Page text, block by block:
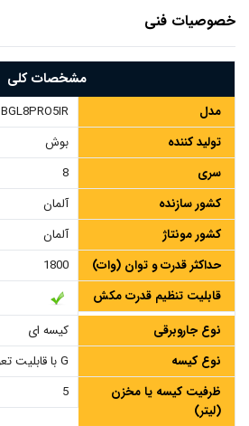
خصوصیات فنی
مشخصات کلی
مدل
BGL8PRO5IR
تولید کننده
بوش
سری
8
کشور سازنده
آلمان
کشور مونتاژ
آلمان
حداکثر قدرت و توان (وات)
1800
قابلیت تنظیم قدرت مکش
نوع جاروبرقی
کیسه ای
نوع کیسه
G با قابلیت تعویض
ظرفیت کیسه یا مخزن
(لیتر)
5